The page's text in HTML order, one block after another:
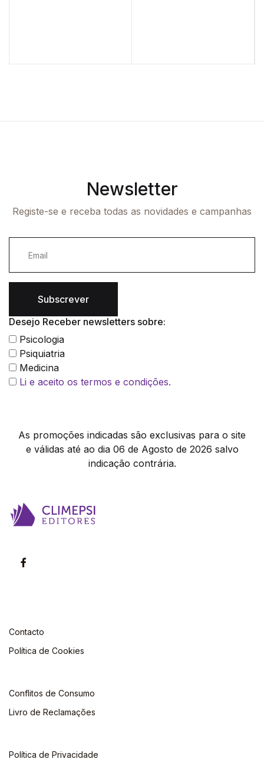
Newsletter
Registe-se e receba todas as novidades e campanhas
Subscrever
Desejo Receber newsletters sobre:
Psicologia
Psiquiatria
Medicina
Li e aceito os termos e condições.
As promoções indicadas são exclusivas para o site
e válidas até ao dia 06 de Agosto de 2026 salvo
indicação contrária.
Contacto
Política de Cookies
Conflitos de Consumo
Livro de Reclamações
Política de Privacidade